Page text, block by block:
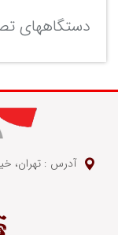
دستگاههای
آدرس : تهران،